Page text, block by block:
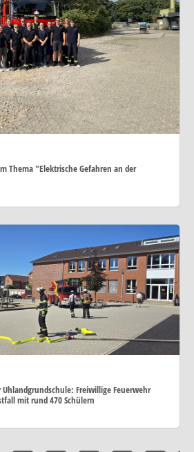
Thema "Elektrische Gefahren an der
Freiwillige Feuerwehr
mit rund 470 Schülern